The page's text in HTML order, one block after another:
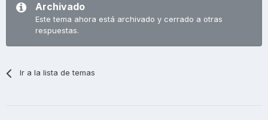
Archivado
Este tema ahora está archivado y cerrado a otras
respuestas.
Ir a la lista de temas